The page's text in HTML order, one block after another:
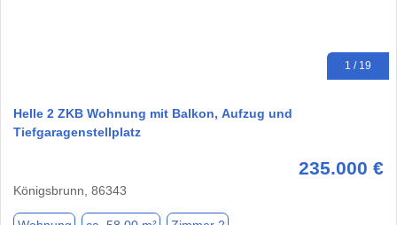
1 / 19
Helle 2 ZKB Wohnung mit Balkon, Aufzug und
Tiefgaragenstellplatz
235.000 €
Königsbrunn, 86343